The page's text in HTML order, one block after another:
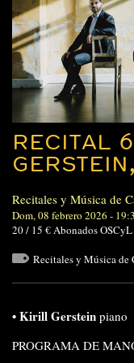
RECITAL
Recitales y Música de
Dom, 08 febrero 2026 -
20 / 15 € Abonados
Recitales y Música de
• Kirill Gerstein piano
PROGRAMA DE